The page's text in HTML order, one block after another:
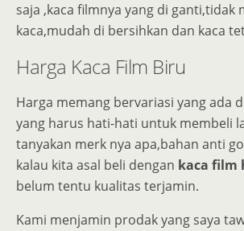
saja ,kaca filmnya yang di ganti,tidak
kaca,mudah di bersihkan dan kaca
Harga Kaca Film Biru
Harga memang bervariasi yang ada
yang harus hati-hati untuk membeli
tanyakan merk nya apa,bahan anti
kalau kita asal beli dengan kaca film
belum tentu kualitas terjamin.
Kami menjamin prodak yang saya